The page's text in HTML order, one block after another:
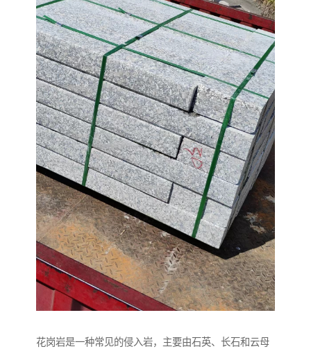
花岗岩是一种常见的侵入岩，主要由石英、长石和云母